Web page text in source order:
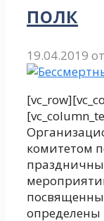
полк
19.04.2019 от
комитетом